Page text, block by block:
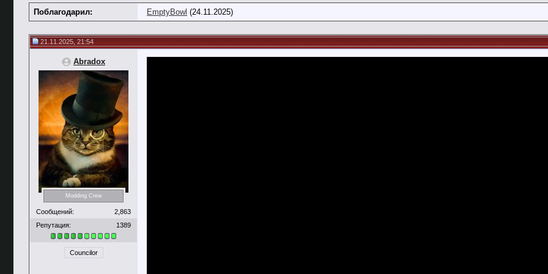
Поблагодарил: EmptyBowl (24.11.2025)
21.11.2025, 21:54
Abradox
Modding Crew
Сообщений:
2,863
Репутация:
1389
Councilor